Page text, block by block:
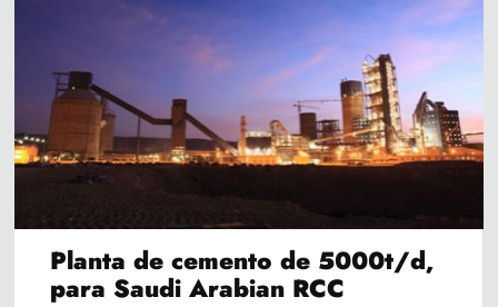
Planta de cemento de 5000t/d,
para Saudi Arabian RCC